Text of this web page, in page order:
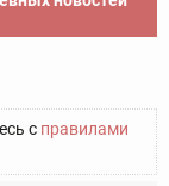
с правилами